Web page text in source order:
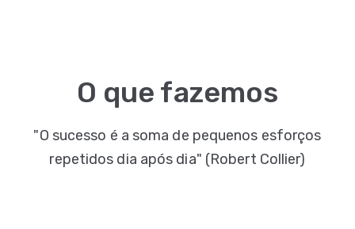
O que fazemos
"O sucesso é a soma de pequenos esforços
repetidos dia após dia" (Robert Collier)